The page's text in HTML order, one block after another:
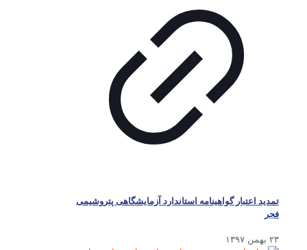
تمدید اعتبار گواهینامه استاندارد آزمایشگاهی پتروشیمی
فجر
۲۳ بهمن ۱۳۹۷